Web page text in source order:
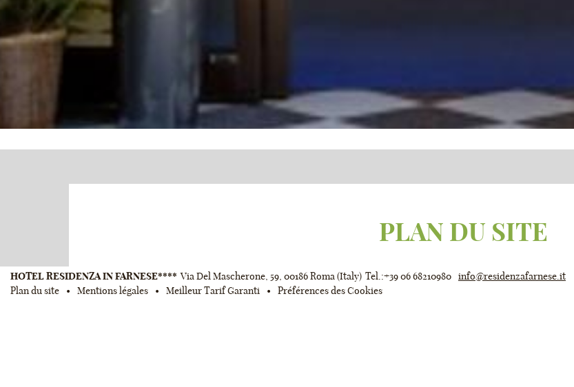
PLAN DU SITE
HOTEL RESIDENZA IN FARNESE**** Via Del Mascherone, 59, 00186Roma(Italy) Tel.:+39 06 68210980 info@residenzafarnese.it
Plan du site
Mentions légales Meilleur Tarif Garanti Préférences des Cookies